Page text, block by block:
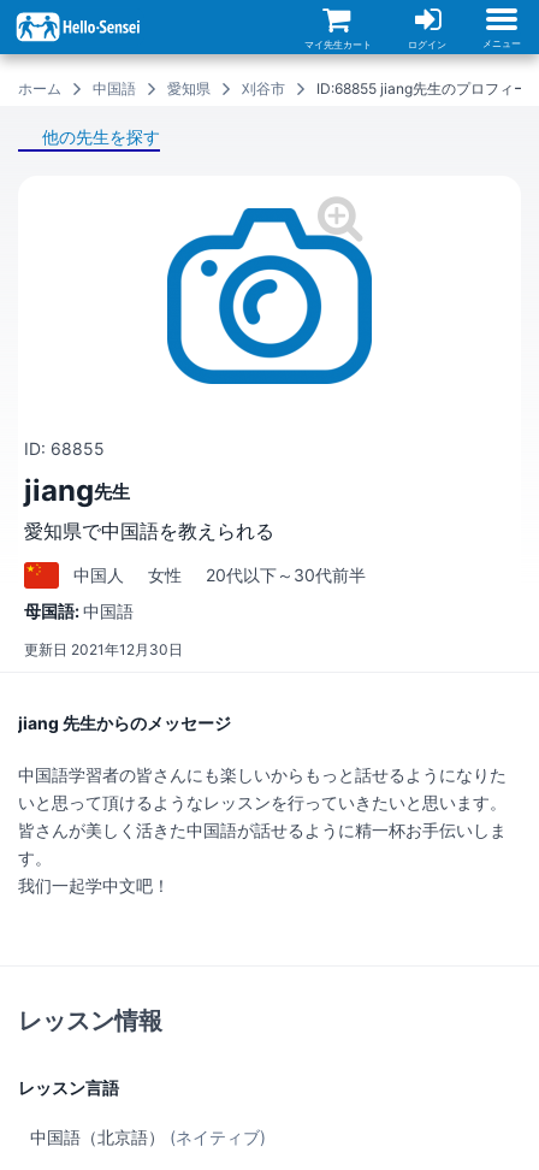
イ
ン
コ
マイ先生カート ログイン メニュー
ホーム 中国語 愛知県 刈谷市 ID:68855 jiang先生のプロフィー
他の先生を探す
ID: 68855
jiang先生
愛知県で中国語を教えられる
中国 人 女性
20代以下～30代前半
母国語:中国語
更新日 2021年12月30日
jiang 先生からのメッセージ
中国語学習者の皆さんにも楽しいからもっと話せるようになりた
いと思って頂けるようなレッスンを行っていきたいと思います。
皆さんが美しく活きた中国語が話せるように精一杯お手伝いしま
す。
我们一起学中文吧！
レッスン情報
レッスン言語
中国語（北京語） (ネイティブ)